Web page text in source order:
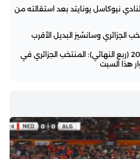
نيوكاسل يونايتد بعد استقالته من
الجزائري وسانشيز البديل الأقرب
كأس أمم إفريقيا للسيدات 2026 (ربع النهائي): المنتخب الجزائري في
هذا السبت